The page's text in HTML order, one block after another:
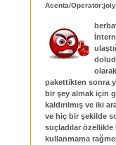
Acenta/
pakettikten sonra
bir şey almak için
kaldırılmış ve iki
ve hiç bir şekilde
suçladılar özellikle
kullanmama